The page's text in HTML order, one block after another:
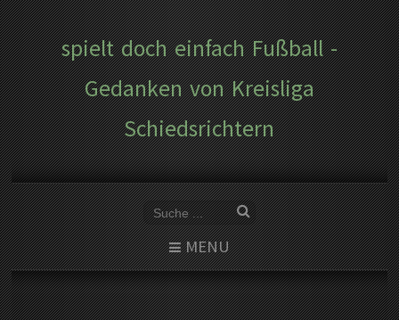
spielt doch einfach Fußball -
Gedanken von Kreisliga
Schiedsrichtern
MENU